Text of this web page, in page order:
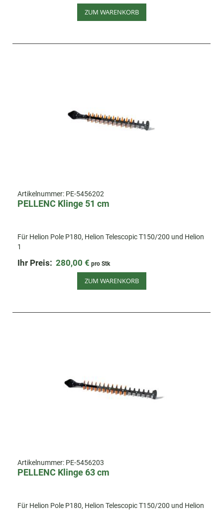
ZUM WARENKORB
Artikelnummer: PE-5456202
PELLENC Klinge 51 cm
Für Helion Pole P180, Helion Telescopic T150/200 und Helion
1
Ihr Preis: 280,00 € pro Stk
ZUM WARENKORB
Artikelnummer: PE-5456203
PELLENC Klinge 63 cm
Für Helion Pole P180, Helion Telescopic T150/200 und Helion